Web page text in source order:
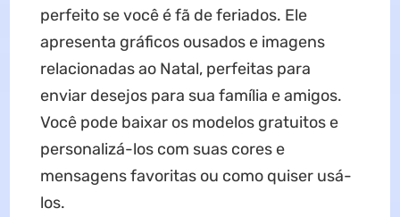
perfeito se você é fã de feriados. Ele
apresenta gráficos ousados ​​e imagens
relacionadas ao Natal, perfeitas para
enviar desejos para sua família e amigos.
Você pode baixar os modelos gratuitos e
personalizá-los com suas cores e
mensagens favoritas ou como quiser usá-
los.